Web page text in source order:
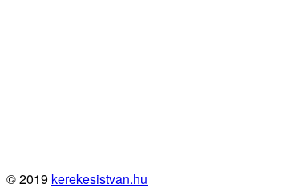
© 2019 kerekesistvan.hu